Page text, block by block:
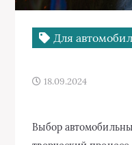
Для
18.09.2024
Выбор